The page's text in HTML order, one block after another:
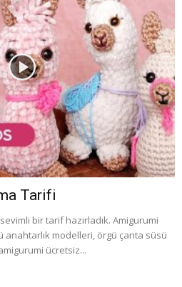
Tarifi
bir tarif hazırladık. Amigurumi
anahtarlık modelleri, örgü çanta süsü
ücretsiz...